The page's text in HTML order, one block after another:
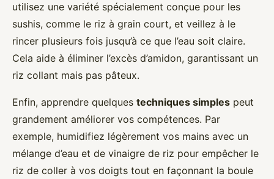
utilisez une variété spécialement conçue pour les
sushis, comme le riz à grain court, et veillez à le
rincer plusieurs fois jusqu’à ce que l’eau soit claire.
Cela aide à éliminer l’excès d’amidon, garantissant un
riz collant mais pas pâteux.
Enfin, apprendre quelques techniques simples peut
grandement améliorer vos compétences. Par
exemple, humidifiez légèrement vos mains avec un
mélange d’eau et de vinaigre de riz pour empêcher le
riz de coller à vos doigts tout en façonnant la boule